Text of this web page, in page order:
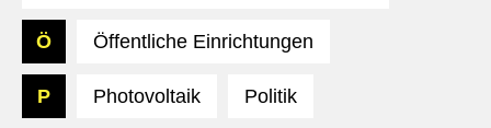
Ö Öffentliche Einrichtungen
P Photovoltaik Politik